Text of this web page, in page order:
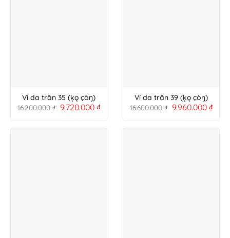
Ví da trăn 35 (ķǫ çòŋ)
16.200.000₫ 9.720.000 ₫
Ví da trăn 39 (ķǫ çòŋ)
16.600.000₫ 9.960.000 ₫